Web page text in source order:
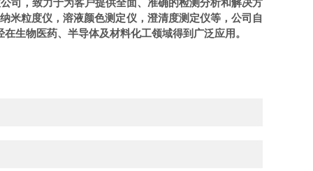
司，致力于为客户提供全面、准确的检测分析和解决方
米粒度仪，溶液颜色测定仪，澄清度测定仪等，公司自
生物医药、半导体及材料化工领域得到广泛应用。